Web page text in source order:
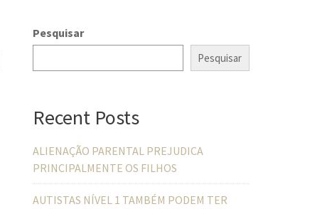
Pesquisar
Pesquisar
Recent Posts
ALIENAÇÃO PARENTAL PREJUDICA
PRINCIPALMENTE OS FILHOS
AUTISTAS NÍVEL 1 TAMBÉM PODEM TER